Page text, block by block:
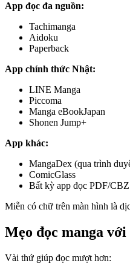
App đọc đa nguồn:
Tachimanga
Aidoku
Paperback
App chính thức Nhật:
LINE Manga
Piccoma
Manga eBookJapan
Shonen Jump+
App khác:
MangaDex (qua trình
ComicGlass
Bất kỳ app đọc PDF/
Miễn có chữ trên màn hình là
Mẹo đọc manga với
Vài thứ giúp đọc mượt hơn: